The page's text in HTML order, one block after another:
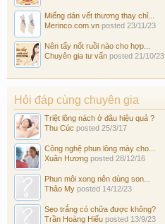
Miếng dán vết thương thay chỉ...
Merinco.com.vn posted 23/11/23
Nên tẩy nốt ruồi nào cho hợp...
Chuyên gia tư vấn posted 21/10/23
Hỏi đáp cùng chuyên gia
Triệt lông nách ở đâu hiệu quả ?
Thu Cúc posted 25/3/17
Công nghệ phun lông mày cho...
Xuân Hương posted 28/12/16
Phun môi xong nên dùng son...
Thảo My posted 14/12/23
Sẹo trắng có chữa được không?
Trần Hoàng Hiếu posted 13/9/23